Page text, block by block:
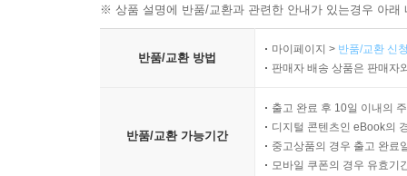
※ 상품 설명에 반품/교환과 관련한 안내가 있는경우 아
반품/교환 방법
마이페이지 > 반품/교환 신
판매자 배송 상품은 판매자
반품/교환 가능기간
출고 완료 후 10일 이내의
디지털 콘텐츠인 eBook의
중고상품의 경우 출고 완료
모바일 쿠폰의 경우 유효기